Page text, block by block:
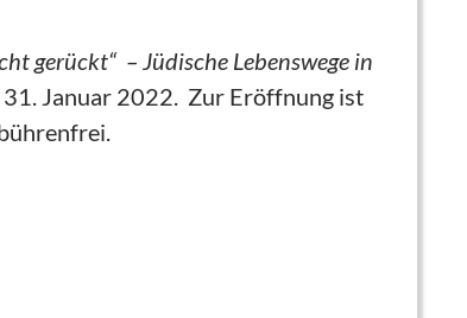
gerückt“ – Jüdische Lebenswege in
Januar 2022. Zur Eröffnung ist